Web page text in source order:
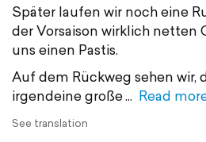
Später laufen wir noch eine
der Vorsaison wirklich netten
uns einen Pastis.
Auf dem Rückweg sehen wir,
irgendeine große
Read
See translation